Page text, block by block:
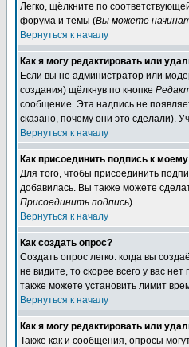
Легко, щёлкните по
форума и темы (Вы можете
Вернуться к началу
Как я могу редактировать или
Если вы не администратор или
создания) щёлкнув по кнопке
сообщение. Эта надпись не
сказано, почему они это сделали).
Вернуться к началу
Как присоединить подпись к
Для того, чтобы присоединить
добавилась. Вы также можете
Присоединить подпись)
Вернуться к началу
Как создать опрос?
Создать опрос легко: когда вы
не видите, то скорее всего у вас
также можете установить лимит
Вернуться к началу
Как я могу редактировать или
Также как и сообщения, опросы